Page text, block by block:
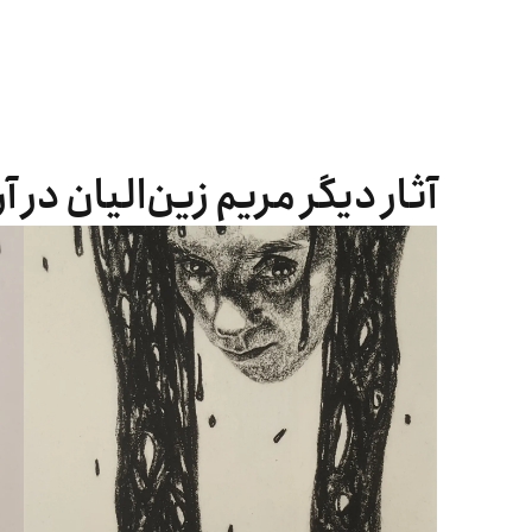
آثار دیگر مریم زین‌الیان در